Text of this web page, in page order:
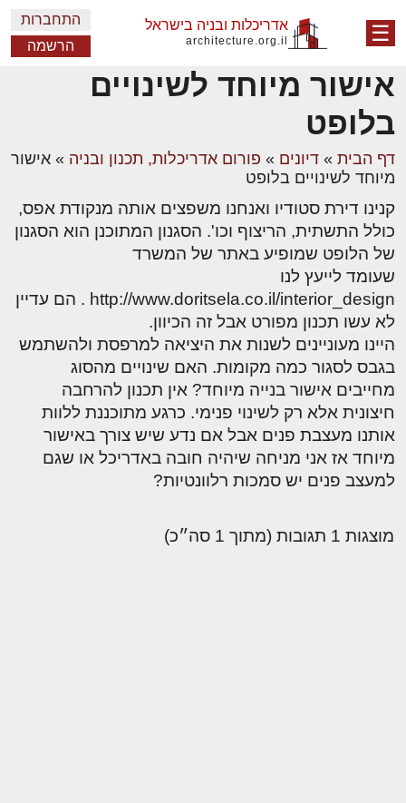
☰ אדריכלות ובניה בישראל
architecture.org.il
התחברות
הרשמה
אישור מיוחד לשינויים
בלופט
דף הבית » דיונים » פורום אדריכלות, תכנון ובניה » אישור
מיוחד לשינויים בלופט
קנינו דירת סטודיו ואנחנו משפצים אותה מנקודת אפס,
כולל התשתית, הריצוף וכו'. הסגנון המתוכנן הוא הסגנון
של הלופט שמופיע באתר של המשרד
שעומד לייעץ לנו
http://www.doritsela.co.il/interior_design . הם עדיין
לא עשו תכנון מפורט אבל זה הכיוון.
היינו מעוניינים לשנות את היציאה למרפסת ולהשתמש
בגבס לסגור כמה מקומות. האם שינויים מהסוג
מחייבים אישור בנייה מיוחד? אין תכנון להרחבה
חיצונית אלא רק לשינוי פנימי. כרגע מתוכננת ללוות
אותנו מעצבת פנים אבל אם נדע שיש צורך באישור
מיוחד אז אני מניחה שיהיה חובה באדריכל או שגם
למעצב פנים יש סמכות רלוונטיות?
מוצגות 1 תגובות (מתוך 1 סה״כ)